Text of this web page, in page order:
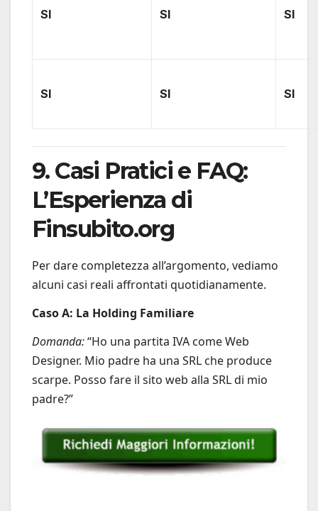
SI SI SI
SI SI SI
9. Casi Pratici e FAQ:
L’Esperienza di
Finsubito.org
Per dare completezza all’argomento, vediamo
alcuni casi reali affrontati quotidianamente.
Caso A: La Holding Familiare
Domanda:“Ho una partita IVA come Web
Designer. Mio padre ha una SRL che produce
scarpe. Posso fare il sito web alla SRL di mio
padre?”